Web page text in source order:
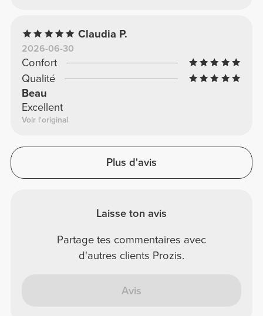
Claudia P.
2026-06-30
Confort
Qualité
Beau
Excellent
Voir l'original
Plus d'avis
Laisse ton avis
Partage tes commentaires avec
d'autres clients Prozis.
Avis